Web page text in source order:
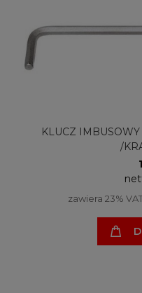
KLUCZ
/
zawiera 23%